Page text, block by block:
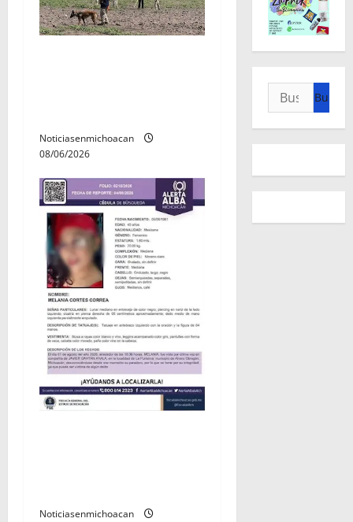
Noticiasenmichoacan
08/06/2026
Noticiasenmichoacan
Buscar: